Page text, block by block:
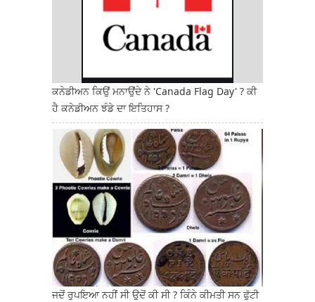
ਕਨੇਡੀਅਨ ਕਿਉਂ ਮਨਾਉਂਦੇ ਨੇ 'Canada Flag Day' ? ਕੀ
ਹੈ ਕਨੇਡੀਅਨ ਝੰਡੇ ਦਾ ਇਤਿਹਾਸ ?
ਜਦੋਂ ਰੁਪਇਆ ਨਹੀਂ ਸੀ ਉਦੋਂ ਕੀ ਸੀ ? ਕਿੰਨੇ ਕੀਮਤੀ ਸਨ ਫੁੱਟੀ